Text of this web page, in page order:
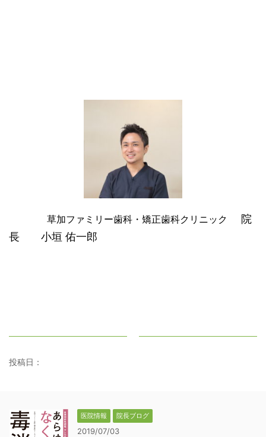
草加ファミリー歯科・矯正歯科クリニック
院
長 小垣 佑一郎
投稿日：
医院情報 院長ブログ
2019/07/03